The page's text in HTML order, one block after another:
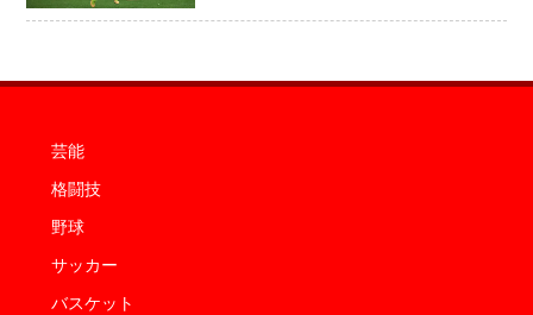
芸能
格闘技
野球
サッカー
バスケット